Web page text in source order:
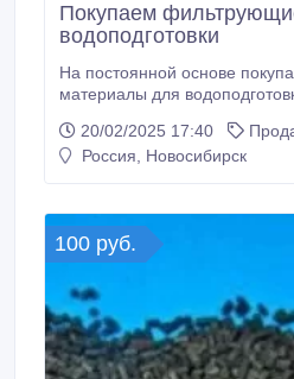
Покупаем
водоподготовки
На постоянной основе
материалы для водоподготовки,
Анионит, Смола АН31, Пьюролайт(Purolite),
Амберлайт(Amberlite), Давекс(Dowex),
складские остатки с
дорого.
20/02/2025 17:40
Россия, Новосибирск
100 руб.